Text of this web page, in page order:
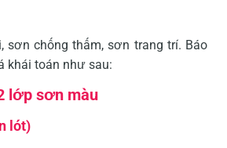
chống thấm, sơn trang trí. Báo
khái toán như sau:
lớp sơn màu
lót)